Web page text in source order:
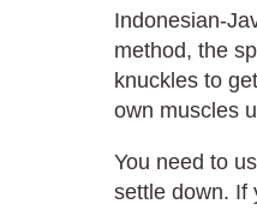
Indonesian-
method, the
knuckles to
own muscles
You need to
settle down. If